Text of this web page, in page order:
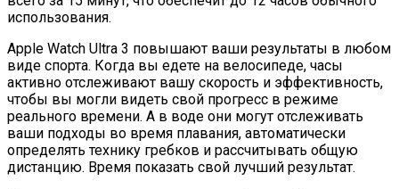
использования.
Apple Watch Ultra 3 повышают ваши результаты в любом
виде спорта. Когда вы едете на велосипеде, часы
активно отслеживают вашу скорость и эффективность,
чтобы вы могли видеть свой прогресс в режиме
реального времени. А в воде они могут отслеживать
ваши подходы во время плавания, автоматически
определять технику гребков и рассчитывать общую
дистанцию. Время показать свой лучший результат.